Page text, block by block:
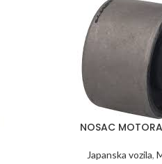
DODAJ U KORPU
NOSAC
Japanska vozila,